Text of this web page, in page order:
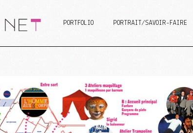
PORTFOLIO
Graphisme
Scénographie/Design
PORTRAIT/SAVOIR-FAIRE
Design Web